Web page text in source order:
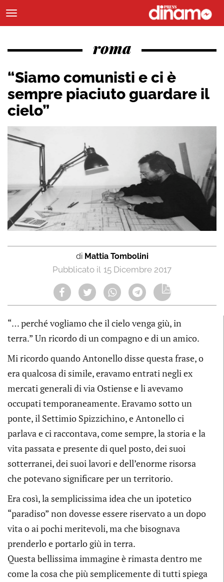
roma
“Siamo comunisti e ci è
sempre piaciuto guardare il
cielo”
di Mattia Tombolini
15 Dicembre 2017
“… perché vogliamo che il cielo venga giù, in
terra.” Un ricordo di un compagno e di un amico.
Mi ricordo quando Antonello disse questa frase, o
era qualcosa di simile, eravamo entrati negli ex
mercati generali di via Ostiense e li avevamo
occupati temporaneamente. Eravamo sotto un
ponte, il Settimio Spizzichino, e Antonello ci
parlava e ci raccontava, come sempre, la storia e la
vita passata e presente di quel posto, dei suoi
sotterranei, dei suoi lavori e dell’enorme risorsa
che potevano significare per un territorio.
Era così, la semplicissima idea che un ipotetico
“paradiso” non dovesse essere riservato a un dopo
vita o ai pochi meritevoli, ma che bisognava
prenderlo e portarlo giù in terra.
Questa bellissima immagine è rimasta dentro me
come la cosa che più semplicemente di tutti spiega